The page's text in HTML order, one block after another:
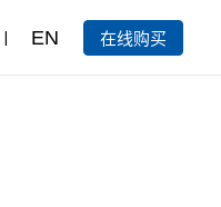
EN 在线购买